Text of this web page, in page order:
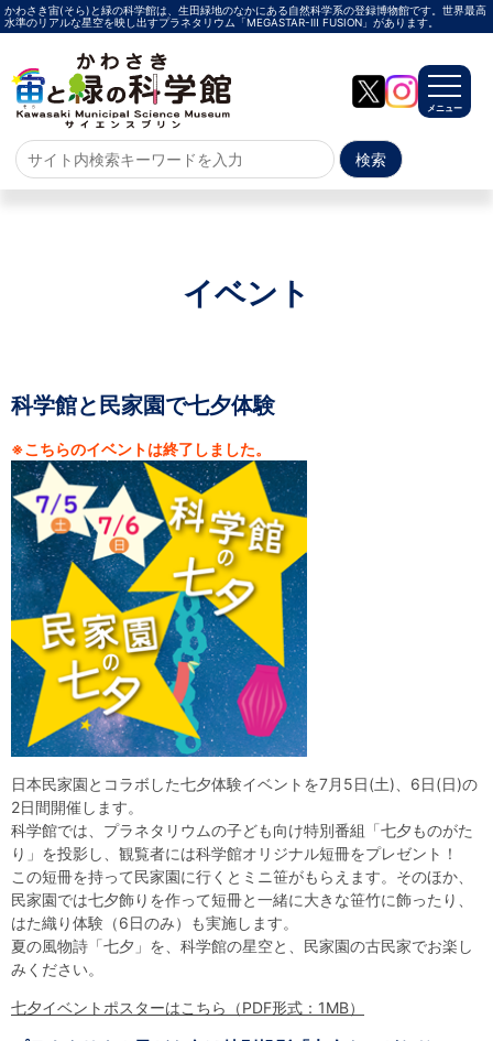
かわさき宙(そら)と緑の科学館は、生田緑地のなかにある自然科学系の登録博物館です。世界最高
水準のリアルな星空を映し出すプラネタリウム「MEGASTAR-Ⅲ FUSION」があります。
メニュー
ホーム
メガスターご紹介
投影メニュー
投影時間・料金
プラネタリウム解説員
イベント
当日参加
事前申込
その他
施設案内
自然体験
天文体験
フロア案内
屋外展示 D51形蒸気機関車
利用案内
開館時間・プラネタリウム投影時間・観覧料
カフェ・ショップ
アクセス・駐車場
科学館資料の特別利用料
団体利用予約
学校団体
幼稚園・保育園団体
一般団体
かわさき星空ウォッチング
出前科学実験教室
プラネタリウム一般団体貸切利用「星空自由空間」
科学館概要
基本理念
沿革
計画・年報・評価・議事録
青少年科学館運営基本計画
年報
事業評価
議事録
研究資料
研究の紹介
川崎市自然環境調査報告
図録
紀要
年報
出版物
生田緑地の植物
お問い合わせ
よくある質問
日本語 English
イベント
科学館と民家園で七夕体験
※こちらのイベントは終了しました。
日本民家園とコラボした七夕体験イベントを7月5日(土)、6日(日)の
2日間開催します。
科学館では、プラネタリウムの子ども向け特別番組「七夕ものがた
り」を投影し、観覧者には科学館オリジナル短冊をプレゼント！
この短冊を持って民家園に行くとミニ笹がもらえます。そのほか、
民家園では七夕飾りを作って短冊と一緒に大きな笹竹に飾ったり、
はた織り体験（6日のみ）も実施します。
夏の風物詩「七夕」を、科学館の星空と、民家園の古民家でお楽し
みください。
七夕イベントポスターはこちら（PDF形式：1MB）